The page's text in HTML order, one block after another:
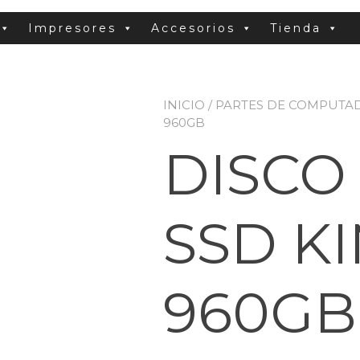
Impresores Accesorios Tienda
INICIO / PARTES DE
960GB
SSD
960GB